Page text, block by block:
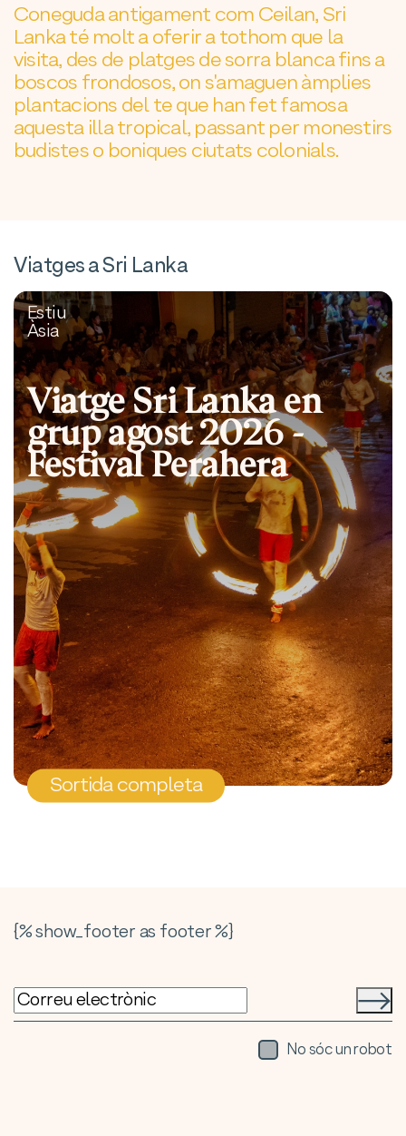
Coneguda antigament com Ceilan, Sri
Lanka té molt a oferir a tothom que la
visita, des de platges de sorra blanca fins a
boscos frondosos, on s'amaguen àmplies
plantacions del te que han fet famosa
aquesta illa tropical, passant per monestirs
budistes o boniques ciutats colonials.
Viatges a Sri Lanka
Estiu
Àsia
Viatge Sri Lanka en
grup agost 2026 -
Festival Perahera
Sortida completa
{% show_footer as footer %}
No sóc un robot